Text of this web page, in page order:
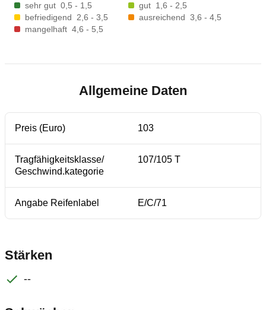
sehr gut 0,5 - 1,5 gut 1,6 - 2,5
befriedigend
2,6 - 3,5 ausreichend 3,6 - 4,5
mangelhaft 4,6 - 5,5
Allgemeine Daten
Preis (Euro) 103
Tragfähigkeitsklasse/
Geschwind.kategorie
107/105 T
Angabe Reifenlabel E/C/71
Stärken
--